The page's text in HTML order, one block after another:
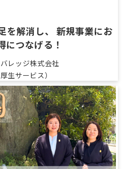
を解消し、 新規事業にお
につなげる！
レッジ株式会社
厚生サービス）